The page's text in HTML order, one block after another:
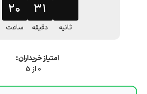
۲۰
ساعت
۳۱
دقیقه ثانیه
امتیاز خریداران:
0 از 5